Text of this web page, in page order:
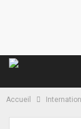
Accueil